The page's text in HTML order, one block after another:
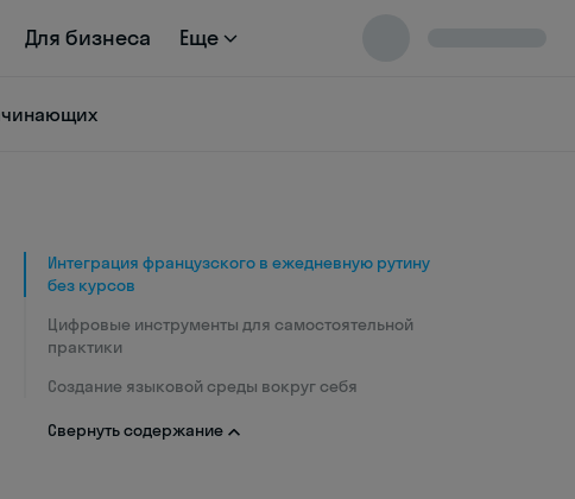
Для бизнеса Еще
Интеграция французского в ежедневную рутину
без курсов
Цифровые инструменты для самостоятельной
практики
Создание языковой среды вокруг себя
Свернуть содержание